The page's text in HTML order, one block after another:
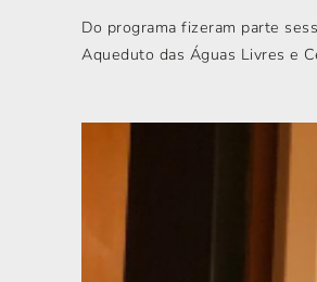
Do programa fizeram parte
Aqueduto das Águas Livres e